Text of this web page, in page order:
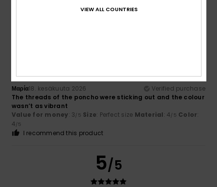
I recommend this product
Μαρία18. kesäkuuta 2026
Verified purchase
The threads of the poncho were sticking out and the colour
wasn’t as vibrant
Value for money: 3/5 Size: Perfect size Material: 4/5 Color:
4/5
I recommend this product
5/5
VIEW ALL COUNTRIES